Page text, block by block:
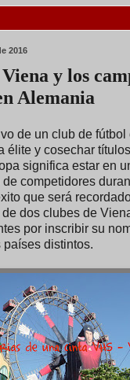
2016
y los
Alemania
de un club de
élite y cosechar
significa estar en
competidores
que será
dos clubes de
por inscribir su
países distintos.